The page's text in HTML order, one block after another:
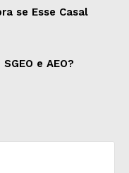
se Esse Casal
e AEO?